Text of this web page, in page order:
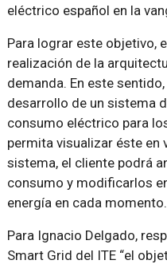
eléctrico español en la
Para lograr este objetivo,
realización de la
demanda. En este
desarrollo de un sistema
consumo eléctrico para
permita visualizar éste en
sistema, el cliente podrá
consumo y modificarlos
energía en cada momento.
Para Ignacio Delgado,
Smart Grid del ITE “el